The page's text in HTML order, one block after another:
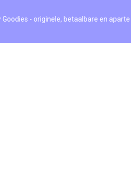
- originele, betaalbare en